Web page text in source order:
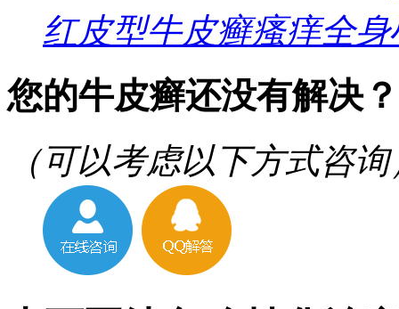
红皮型牛皮癣瘙痒全身
您的牛皮癣还没有解决？
（可以考虑以下方式咨询